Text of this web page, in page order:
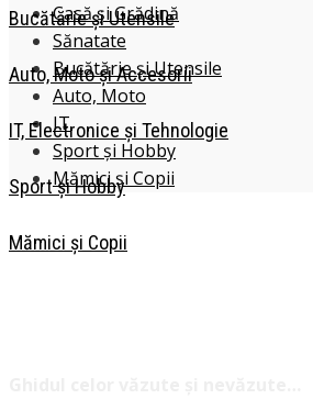
Casă și Grădină
Sănatate
Bucătărie și Utensile
Auto, Moto
IT
Sport și Hobby
Mămici și Copii
Bucătărie și Utensile
Auto, Moto și Accesorii
IT, Electronice și Tehnologie
Sport și Hobby
Mămici și Copii